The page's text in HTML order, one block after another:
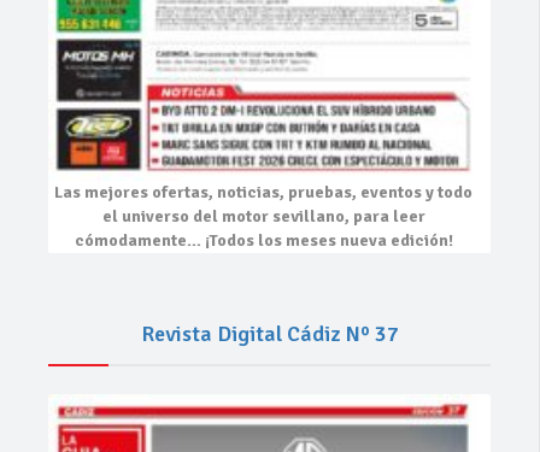
Las mejores ofertas, noticias, pruebas, eventosy todo
el universo del motor sevillano, para leer
cómodamente… ¡Todos los meses nueva edición!
Revista Digital Cádiz Nº 37